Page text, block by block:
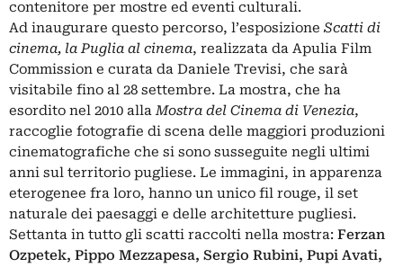
contenitore per mostre ed eventi culturali.
Ad inaugurare questo percorso, l’esposizione Scatti di
cinema, la Puglia al cinema, realizzata da Apulia Film
Commission e curata da Daniele Trevisi, che sarà
visitabile fino al 28 settembre. La mostra, che ha
esordito nel 2010 allaMostra del Cinema di Venezia,
raccoglie fotografie di scena delle maggiori produzioni
cinematografiche che si sono susseguite negli ultimi
anni sul territorio pugliese. Le immagini, in apparenza
eterogenee fra loro, hanno un unico fil rouge, il set
naturale dei paesaggi e delle architetture pugliesi.
Settanta in tutto gli scatti raccolti nella mostra: Ferzan
Ozpetek, Pippo Mezzapesa, Sergio Rubini, Pupi Avati,